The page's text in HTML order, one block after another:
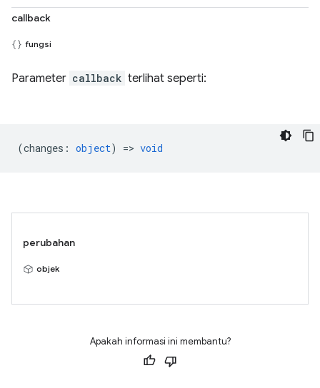
callback
fungsi
Parameter callback terlihat seperti:
(changes : object) => void
perubahan
objek
Apakah informasi ini membantu?